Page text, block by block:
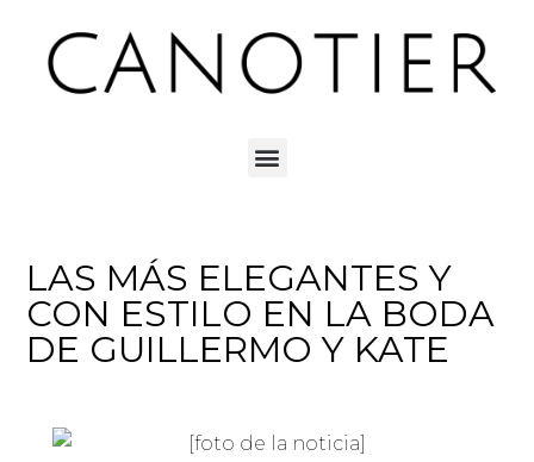
LAS MÁS ELEGANTES Y
CON ESTILO EN LA BODA
DE GUILLERMO Y KATE